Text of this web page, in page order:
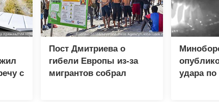
с
Пост Дмитриева о
гибели Европы из-за
мигрантов собрал
удара по